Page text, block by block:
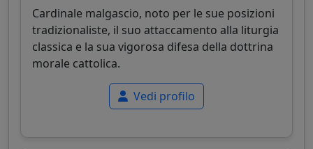
Cardinale malgascio, noto per le sue posizioni
tradizionaliste, il suo attaccamento alla liturgia
classica e la sua vigorosa difesa della dottrina
morale cattolica.
Vedi profilo